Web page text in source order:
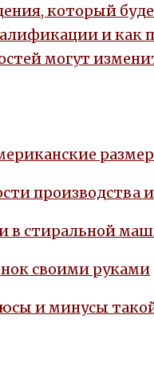
который
и как
могут
в стиральной
своими руками
и минусы